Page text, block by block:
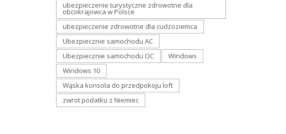
ubezpieczenie turystyczne zdrowotne dla
obcokrajowca w Polsce
ubezpieczenie zdrowotne dla cudzoziemca
Ubezpiecznie samochodu AC
Ubezpiecznie samochodu OC
Windows
Windows 10
Wąska konsola do przedpokoju loft
zwrot podatku z Niemiec